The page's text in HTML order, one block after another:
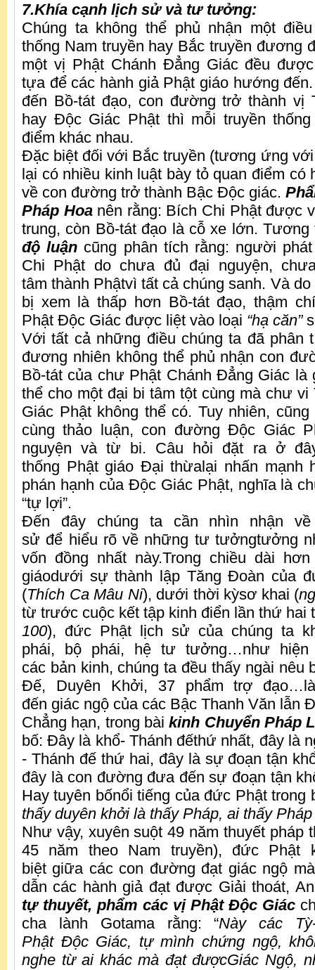
7.Khía cạnh lịch sử và tư tưởng:
Chúng ta không thể phủ nhận một
thống Nam truyền hay Bắc truyền đương
một vị Phật Chánh Đẳng Giác đều
tựa để các hành giả Phật giáo hướng
đến Bồ-tát đạo, con đường trở thành vị
hay Độc Giác Phật thì mỗi truyền
điểm khác nhau.
Đặc biệt đối với Bắc truyền (tương ứng
lại có nhiều kinh luật bày tỏ quan điểm
về con đường trở thành Bậc Độc giác.
Pháp Hoanên rằng: Bích Chi Phật được
trung, còn Bồ-tát đạo là cỗ xe lớn.
độ luận cũng phân tích rằng: người
Chi Phật do chưa đủ đại nguyện,
tâm thành Phậtvì tất cả chúng sanh. Và
bị xem là thấp hơn Bồ-tát đạo, thậm
Phật Độc Giác được liệt vào loại “hạ căn”
Với tất cả những điều chúng ta đã phân
đương nhiên không thể phủ nhận con
Bồ-tát của chư Phật Chánh Đẳng Giác là
thể cho một đại bi tâm tột cùng mà chư
Giác Phật không thể có. Tuy nhiên,
cùng thảo luận, con đường Độc Giác
nguyện và từ bi. Câu hỏi đặt ra ở
thống Phật giáo Đại thừalại nhấn mạnh
phán hạnh của Độc Giác Phật, nghĩa là
“tự lợi”.
Đến đây chúng ta cần nhìn nhận
sử để hiểu rõ về những tư tưởngtưởng
vốn đồng nhất này.Trong chiều dài
giáodưới sự thành lập Tăng Đoàn của
(Thích Ca Mâu Ni), dưới thời kỳsơ khai (
từ trước cuộc kết tập kinh điển lần thứ hai
100), đức Phật lịch sử của chúng ta
phái, bộ phái, hệ tư tưởng…như hiện
các bản kinh, chúng ta đều thấy ngài nêu
Đế, Duyên Khởi, 37 phẩm trợ
đến giác ngộ của các Bậc Thanh Văn lẫn
Chẳng hạn, trong bàikinh Chuyển Pháp
bố: Đây là khổ- Thánh đếthứ nhất, đây là
- Thánh đế thứ hai, đây là sự đoạn tận
đây là con đường đưa đến sự đoạn tận
Hay tuyên bốnổi tiếng của đức Phật trong
thấy duyên khởi là thấy Pháp, ai thấy
Như vậy, xuyên suột 49 năm thuyết pháp
45 năm theo Nam truyền), đức Phật
biệt giữa các con đường đạt giác ngộ
dẫn các hành giả đạt được Giải thoát,
tự thuyết, phẩm các vị Phật Độc Giác
cha lành Gotama rằng: “Này các
Phật Độc Giác, tự mình chứng ngộ,
nghe từ ai khác mà đạt đượcGiác Ngộ,